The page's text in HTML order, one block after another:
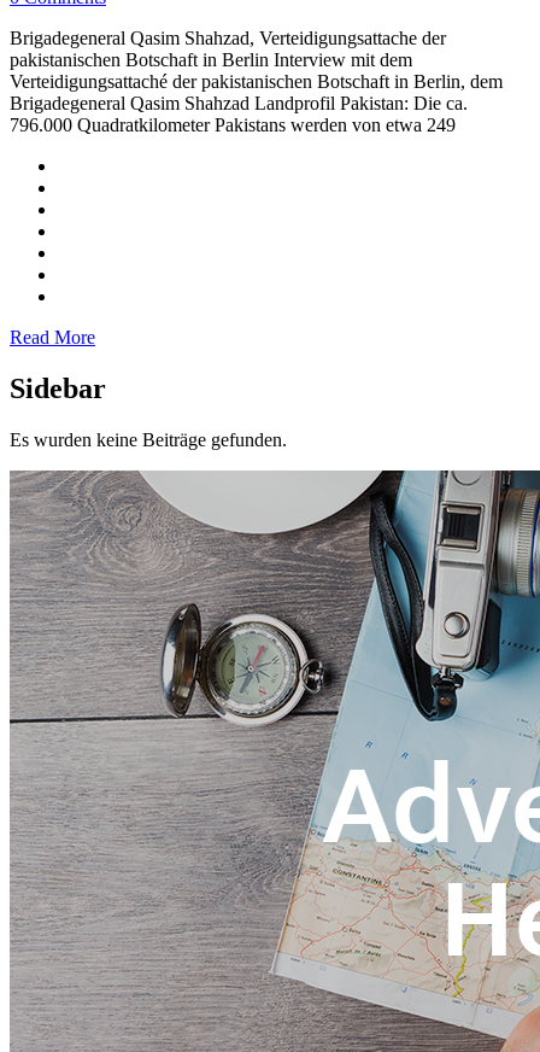
Brigadegeneral Qasim Shahzad, Verteidigungsattache der
pakistanischen Botschaft in Berlin Interview mit dem
Verteidigungsattaché der pakistanischen Botschaft in Berlin, dem
Brigadegeneral Qasim Shahzad Landprofil Pakistan: Die ca.
796.000 Quadratkilometer Pakistans werden von etwa 249
Read More
Sidebar
Es wurden keine Beiträge gefunden.